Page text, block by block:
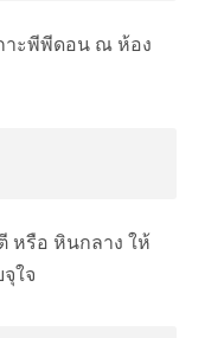
าะพีพีดอน ณ ห้อง
หรือ หินกลาง ให้
ใจ